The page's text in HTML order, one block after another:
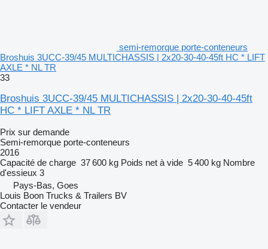
semi-remorque porte-conteneurs
Broshuis 3UCC-39/45 MULTICHASSIS | 2x20-30-40-45ft HC * LIFT
AXLE * NL TR
33
Broshuis 3UCC-39/45 MULTICHASSIS | 2x20-30-40-45ft
HC * LIFT AXLE * NL TR
Prix sur demande
Semi-remorque porte-conteneurs
2016
Capacité de charge 37 600 kg Poids net à vide 5 400 kg Nombre
d'essieux 3
Pays-Bas, Goes
Louis Boon Trucks & Trailers BV
Contacter le vendeur